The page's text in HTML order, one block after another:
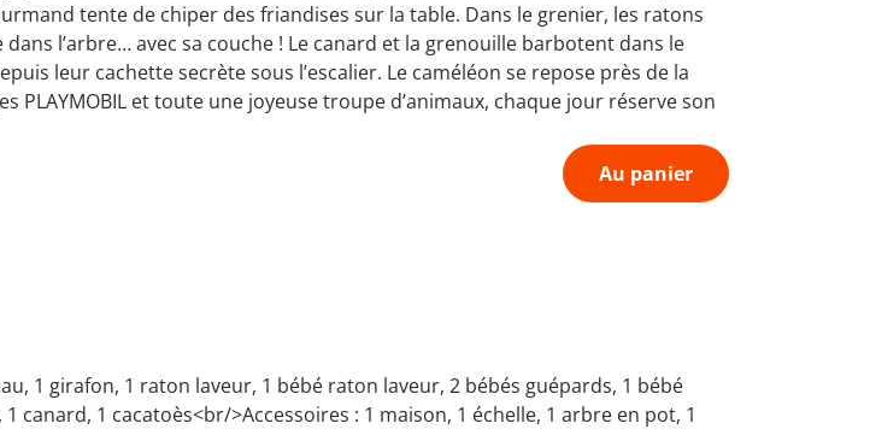
tente de chiper des friandises sur la table. Dans le grenier, les ratons
l’arbre… avec sa couche ! Le canard et la grenouille barbotent dans le
leur cachette secrète sous l’escalier. Le caméléon se repose près de la
et toute une joyeuse troupe d’animaux, chaque jour réserve son
Au panier
1 girafon, 1 raton laveur, 1 bébé raton laveur, 2 bébés guépards, 1 bébé
canard, 1 cacatoès<br/>Accessoires : 1 maison, 1 échelle, 1 arbre en pot, 1